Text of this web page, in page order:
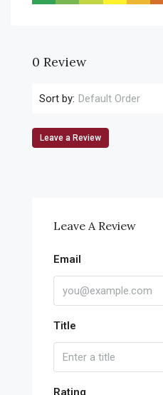
0 Review
Sort by: Default Order
Leave a Review
Leave A Review
Email
Title
Rating